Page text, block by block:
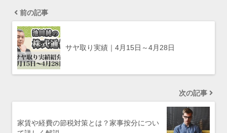
前の記事
サヤ取り実績｜4月15日～4月28日
次の記事
家賃や経費の節税対策とは？家事按分につい